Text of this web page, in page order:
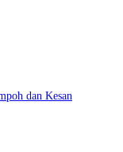
dan Kesan